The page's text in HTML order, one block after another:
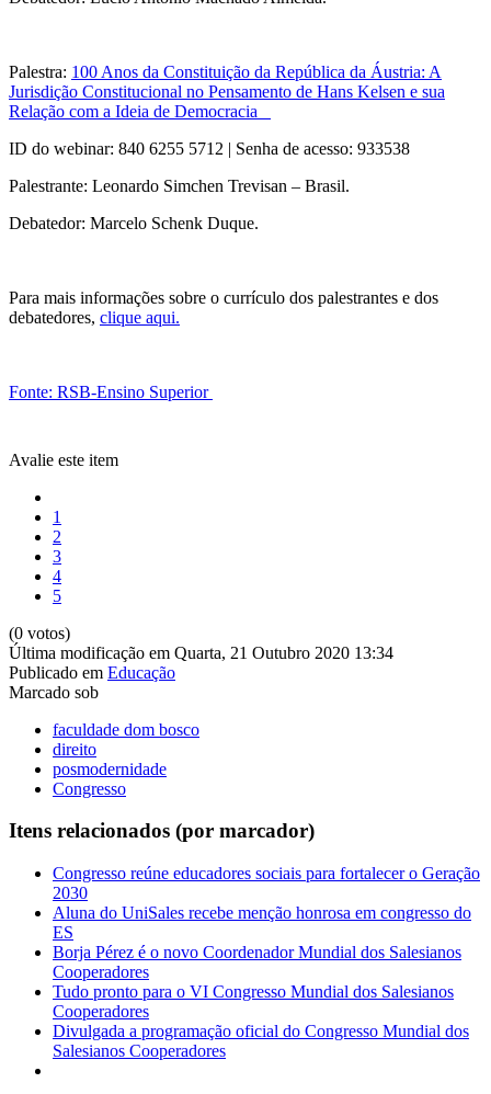
Palestra: 100 Anos da Constituição da República da Áustria: A
Jurisdição Constitucional no Pensamento de Hans Kelsen e sua
Relação com a Ideia de Democracia
ID do webinar: 840 6255 5712 | Senha de acesso: 933538
Palestrante: Leonardo Simchen Trevisan – Brasil.
Debatedor: Marcelo Schenk Duque.
Para mais informações sobre o currículo dos palestrantes e dos
debatedores, clique aqui.
Fonte: RSB-Ensino Superior
Avalie este item
1
2
3
4
5
(0 votos)
Última modificação em Quarta, 21 Outubro 2020 13:34
Publicado em Educação
Marcado sob
faculdade dom bosco
direito
posmodernidade
Congresso
Itens relacionados (por marcador)
Congresso reúne educadores sociais para fortalecer o Geração
2030
Aluna do UniSales recebe menção honrosa em congresso do
ES
Borja Pérez é o novo Coordenador Mundial dos Salesianos
Cooperadores
Tudo pronto para o VI Congresso Mundial dos Salesianos
Cooperadores
Divulgada a programação oficial do Congresso Mundial dos
Salesianos Cooperadores